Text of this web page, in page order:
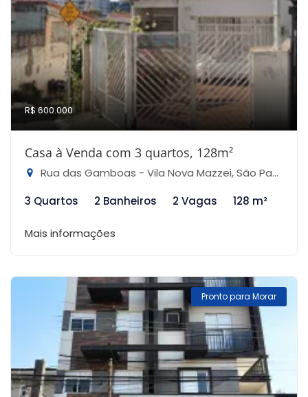
R$ 600.000
Casa à Venda com 3 quartos, 128m²
Rua das Gamboas - Vila Nova Mazzei, São Paulo-SP
3 Quartos
2 Banheiros 2 Vagas 128 m²
Mais informações
Pronto para Morar